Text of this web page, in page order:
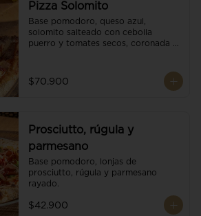
Pizza Solomito
Base pomodoro, queso azul,
solomito salteado con cebolla
puerro y tomates secos, coronada
$70.900
Prosciutto, rúgula y
parmesano
Base pomodoro, lonjas de
prosciutto, rúgula y parmesano
rayado.
$42.900